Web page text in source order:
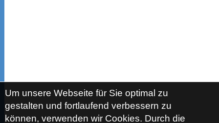
Um unsere Webseite für Sie optimal zu
gestalten und fortlaufend verbessern zu
können, verwenden wir Cookies. Durch die